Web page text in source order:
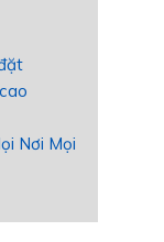
Nơi Mọi